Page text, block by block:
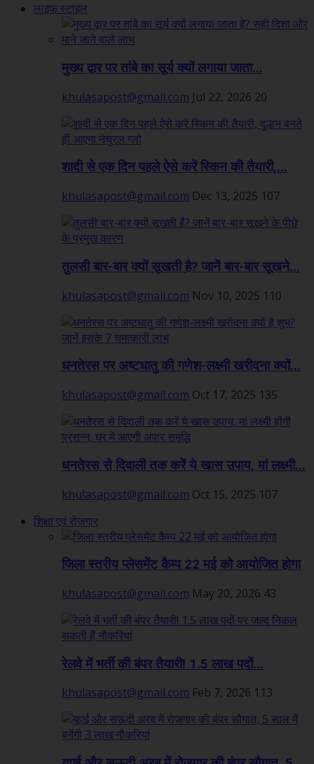
लाइफ स्टाइल
मुख्य द्वार पर तांबे का सूर्य क्यों लगाया जाता...
khulasapost@gmail.com Jul 22, 2026 20
शादी से एक दिन पहले ऐसे करें स्किन की तैयारी,...
khulasapost@gmail.com Dec 13, 2025 107
तुलसी बार-बार क्यों सूखती है? जानें बार-बार सूखने...
khulasapost@gmail.com Nov 10, 2025 110
धनतेरस पर अष्टधातु की गणेश-लक्ष्मी खरीदना क्यों...
khulasapost@gmail.com Oct 17, 2025 135
धनतेरस से दिवाली तक करें ये खास उपाय, मां लक्ष्मी...
khulasapost@gmail.com Oct 15, 2025 107
शिक्षा एवं रोजगार
जिला स्तरीय प्लेसमेंट कैम्प 22 मई को आयोजित होगा
khulasapost@gmail.com May 20, 2026 43
रेलवे में भर्ती की बंपर तैयारी! 1.5 लाख पदों...
khulasapost@gmail.com Feb 7, 2026 113